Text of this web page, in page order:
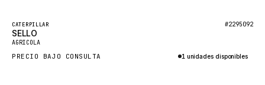
MOXY
MAFI
Destacado
Nuevo
CATERPILLAR #2295092
SELLO
AGRICOLA
PRECIO BAJO CONSULTA 1 unidades disponibles